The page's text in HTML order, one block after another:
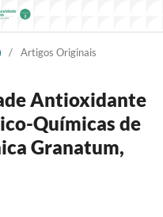
/ Artigos Originais
Antioxidante
Químicas de
Granatum,